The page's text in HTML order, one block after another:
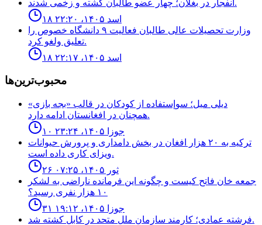
انفجار در بغلان؛ چهار عضو طالبان كشته و زخمى شدند.
۱۸ اسد ۱۴۰۵، ۲۲:۲۰
وزارت تحصيلات عالى طالبان فعاليت ٩ دانشگاه خصوص را
تعليق ولغو كرد.
۱۸ اسد ۱۴۰۵، ۲۲:۱۷
محبوب‌ترین‌ها
ديلى ميل؛ سوإستفاده از كودكان در قالب «بجه بازى»
همچنان در افغانستان ادامه دارد.
۱۰ جوزا ۱۴۰۵، ۲۳:۲۴
ترکیه به ۲۰ هزار افغان در بخش دامداری و پرورش حیوانات
ویزای کاری داده است.
۲۶ ثور ۱۴۰۵، ۰۷:۲۵
جمعه خان فاتح كيست و چگونه اين فرمانده ناراضى به لشكر
١٠ هزار نفرى رسيد؟
۳۱ جوزا ۱۴۰۵، ۱۹:۱۲
فرشته عمادى؛ كارمند سازمان ملل متحد در كابل كشته شد.